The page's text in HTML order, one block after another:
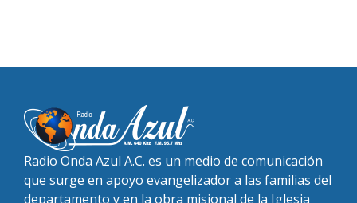
Radio Onda Azul A.C. es un medio de comunicación
que surge en apoyo evangelizador a las familias del
departamento y en la obra misional de la Iglesia